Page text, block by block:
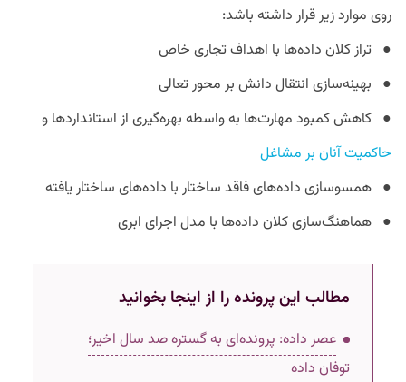
روی موارد زیر قرار داشته باشد:
● تراز کلان داده‌ها با اهداف تجاری خاص
● بهینه‌سازی انتقال دانش بر محور تعالی
● کاهش کمبود مهارت‌ها به واسطه بهره‌گیری از استانداردها و
حاکمیت آنان بر مشاغل
● همسو‌سازی داده‌های فاقد ساختار با داده‌های ساختار یافته
● هماهنگ‌سازی کلان داده‌ها با مدل اجرای ابری
مطالب این پرونده را از اینجا بخوانید
عصر داده: پرونده‌ای به گستره صد سال اخیر؛
توفان داده